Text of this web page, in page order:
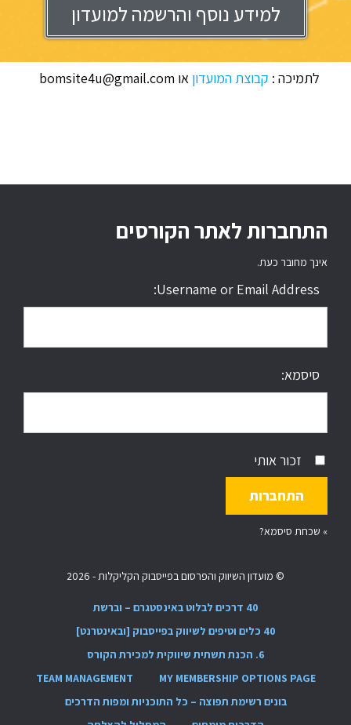
למידע נוסף והרשמה למועדון
לתמיכה : קבוצת המועדון או bomsite4u@gmail.com
התחברות לאתר הקורסים
אינך מחובר כעת.
Username or Email Address:
סיסמא:
זכור אותי
» שכחת סיסמא?
© מועדון השיווק והפרסום בפייסבוק הקליקלות - 2026
40 דרכים לבלוט באינסטגרם – וברשת
40 כלים וטיפים לשיווק בפייסבוק [ובאינטרנט]
6. הכנת תשתית שיווקית למכירת הקורס
MY MEMBERSHIP OPTIONS PAGE
TEAM MANAGEMENT
בונים רשימת תפוצה – כל התוכניות ומפות הדרכים